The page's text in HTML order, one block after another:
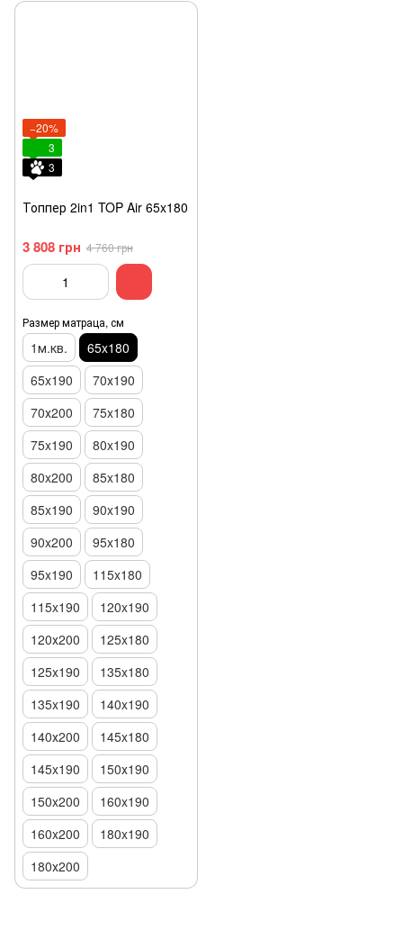
−20%
3
3
Топпер 2in1 TOP Air 65x180
3 808 грн 4 760 грн
Размер матраца, см
1м.кв.
65x180
65x190
70х190
70х200
75x180
75x190
80x190
80x200
85x180
85x190
90x190
90x200
95x180
95x190
115x180
115x190
120x190
120х200
125x180
125x190
135x180
135x190
140x190
140х200
145x180
145x190
150х190
150x200
160x190
160x200
180x190
180х200